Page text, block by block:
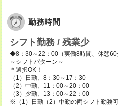
勤務時間
シフト勤務 / 残業少
◆8：30～22：00（実働8時間、休憩60
～シフトパターン～
＊選択OK！
（1）日勤、8：30～17：30
（2）中勤、11：00～20：00
（3）夕勤、13：00～22：00
※（1）日勤（2）中勤の両シフト勤務